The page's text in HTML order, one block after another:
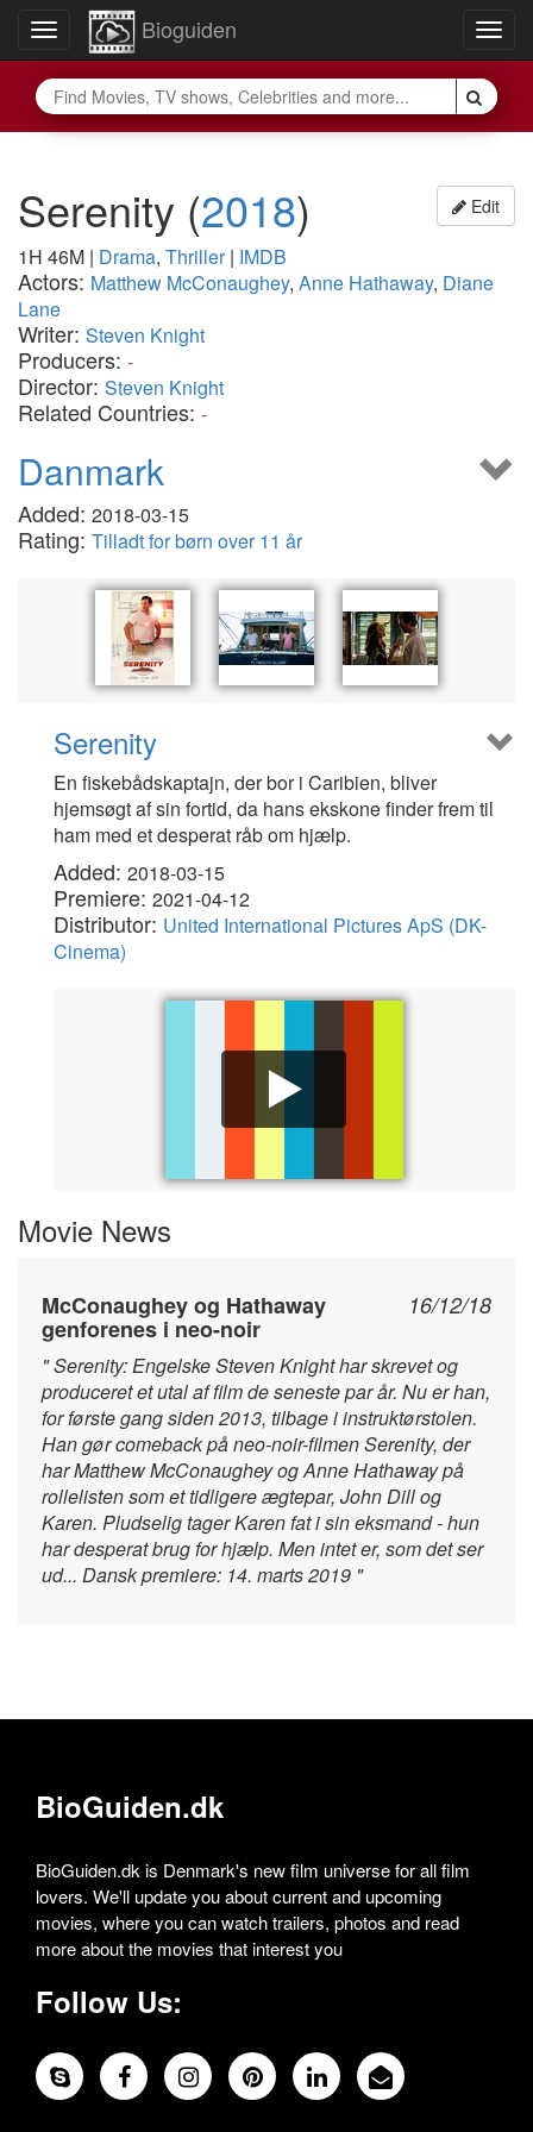
Toggle
navigation
Bioguiden
Edit
Serenity (2018)
1H 46M | Drama, Thriller| IMDB
Actors: Matthew McConaughey, Anne Hathaway, Diane
Lane
Writer: Steven Knight
Producers: -
Director: Steven Knight
Related Countries: -
Danmark
Added: 2018-03-15
Rating: Tilladt for børn over 11 år
Serenity
En fiskebådskaptajn, der bor i Caribien, bliver
hjemsøgt af sin fortid, da hans ekskone finder frem til
ham med et desperat råb om hjælp.
Added: 2018-03-15
Premiere: 2021-04-12
Distributor: United International Pictures ApS (DK-
Cinema)
Movie News
16/12/18
McConaughey og Hathaway
genforenes i neo-noir
" Serenity: Engelske Steven Knight har skrevet og
produceret et utal af film de seneste par år. Nu er han,
for første gang siden 2013, tilbage i instruktørstolen.
Han gør comeback på neo-noir-filmen Serenity, der
har Matthew McConaughey og Anne Hathaway på
rollelisten som et tidligere ægtepar, John Dill og
Karen. Pludselig tager Karen fat i sin eksmand - hun
har desperat brug for hjælp. Men intet er, som det ser
ud... Dansk premiere: 14. marts 2019 "
BioGuiden.dk
BioGuiden.dk is Denmark's new film universe for all film
lovers. We'll update you about current and upcoming
movies, where you can watch trailers, photos and read
more about the movies that interest you
Follow Us: